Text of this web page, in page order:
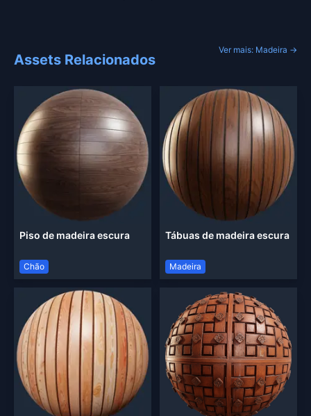
Assets Relacionados
Ver mais: Madeira →
Piso de madeira escura
Chão
Tábuas de madeira escura
Madeira